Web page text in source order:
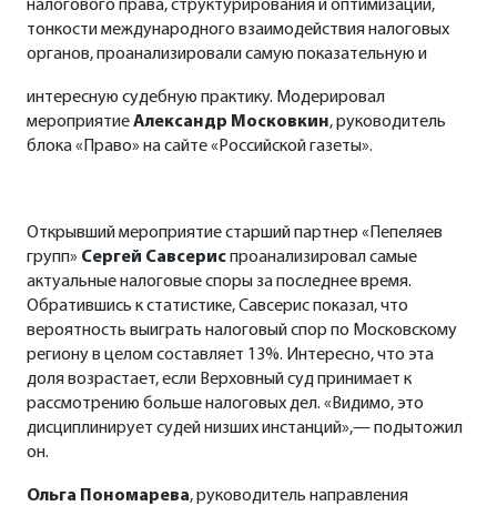
налогового права, структурирования и оптимизации,
тонкости международного взаимодействия налоговых
органов, проанализировали самую показательную и
интересную судебную практику. Модерировал
мероприятиеАлександр Московкин, руководитель
блока «Право» на сайте «Российской газеты».
Открывший мероприятие старший партнер «Пепеляев
групп» Сергей Савсериспроанализировал самые
актуальные налоговые споры за последнее время.
Обратившись к статистике, Савсерис показал, что
вероятность выиграть налоговый спор по Московскому
региону в целом составляет 13%. Интересно, что эта
доля возрастает, если Верховный суд принимает к
рассмотрению больше налоговых дел. «Видимо, это
дисциплинирует судей низших инстанций»,— подытожил
он.
Ольга Пономарева, руководитель направления